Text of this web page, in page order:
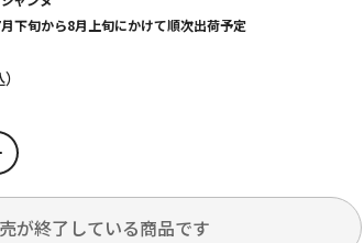
下旬から8月上旬にかけて順次出荷予定
が終了している商品です